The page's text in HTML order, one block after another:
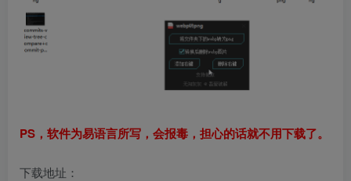
PS，软件为易语言所写，会报毒，担心的话就不用下载了。
下载地址：